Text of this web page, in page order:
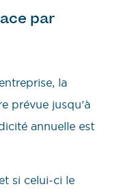
par
la
prévue jusqu’à
annuelle est
si celui-ci le